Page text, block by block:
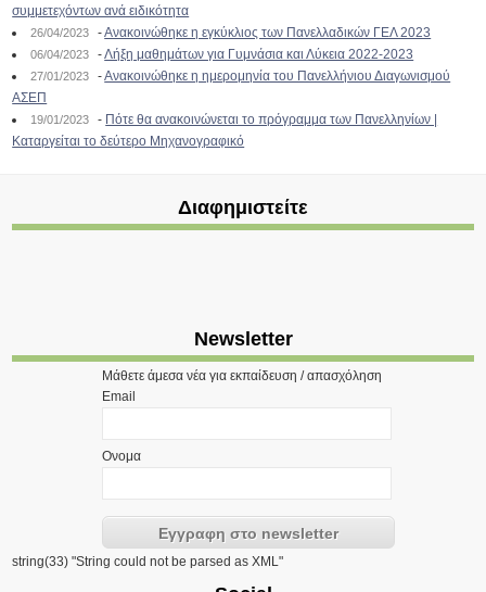
συμμετεχόντων ανά ειδικότητα
26/04/2023 -Ανακοινώθηκε η εγκύκλιος των Πανελλαδικών ΓΕΛ 2023
06/04/2023 -Λήξη μαθημάτων για Γυμνάσια και Λύκεια 2022-2023
27/01/2023 -Ανακοινώθηκε η ημερομηνία του Πανελλήνιου Διαγωνισμού
ΑΣΕΠ
19/01/2023 - Πότε θα ανακοινώνεται το πρόγραμμα των Πανελληνίων |
Καταργείται το δεύτερο Μηχανογραφικό
Διαφημιστείτε
Newsletter
Μάθετε άμεσα νέα για εκπαίδευση / απασχόληση
Email
Ονομα
string(33) "String could not be parsed as XML"